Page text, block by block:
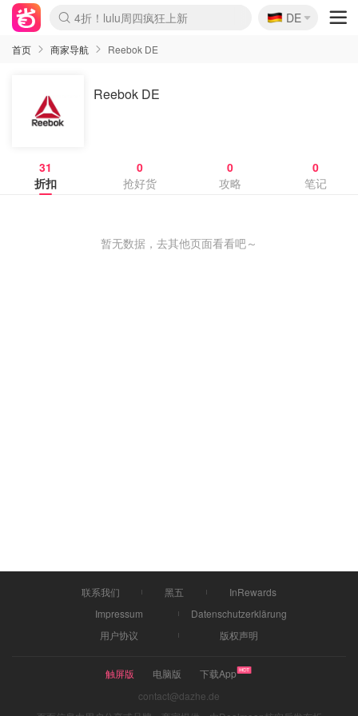
Boticinal 夏促开抢！
4折！lulu周四疯狂上新
还没结束！&OtherStories大促
Joybuy变相75折 随时失效
速领！Stanley独家85折
疑似霸哥！Camper额外叠85折
Zalando 奥莱闪促！每日更新
Moncler反季囤！5折起+叠9折
Coach Brooklyn仅€192
🇩🇪
DE
首页 商家导航 Reebok DE
Reebok DE
31
折扣
0
抢好货
0
攻略
0
笔记
暂无数据，去其他页面看看吧～
联系我们 黑五
InRewards
Impressum
Datenschutzerklärung
用户协议
版权声明
触屏版 电脑版
下载App
contact@dazhe.de